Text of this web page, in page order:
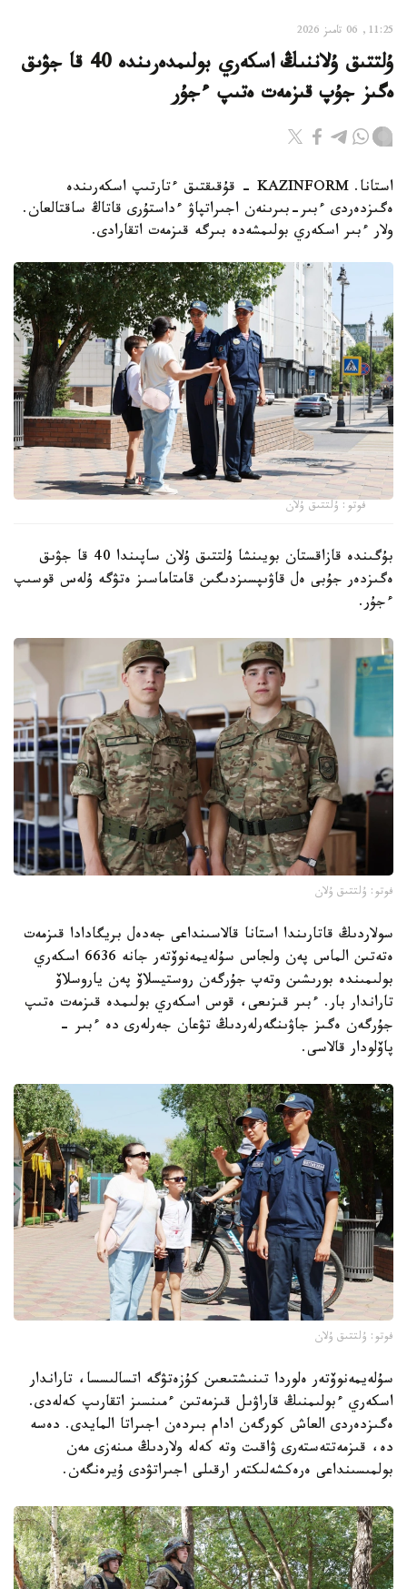
11:25, 06 تامىز 2026
ۇلتتىق ۇلاننىڭ اسكەري بولىمدەرىندە 40 قا جۋىق
ەگىز جۇپ قىزمەت ەتىپ ءجۇر
استانا. KAZINFORM - قۇقىقتىق ءتارتىپ اسكەرىندە
ەگىزدەردى ءبىر-بىرىنەن اجىراتپاۋ ءداستۇرى قاتاڭ ساقتالعان.
ولار ءبىر اسكەري بولىمشەدە بىرگە قىزمەت اتقارادى.
فوتو: ۇلتتىق ۇلان
بۇگىندە قازاقستان بويىنشا ۇلتتىق ۇلان ساپىندا 40 قا جۋىق
ەگىزدەر جۇبى ەل قاۋىپسىزدىگىن قامتاماسىز ەتۋگە ۇلەس قوسىپ
ءجۇر.
فوتو: ۇلتتىق ۇلان
سولاردىڭ قاتارىندا استانا قالاسىنداعى جەدەل بريگادادا قىزمەت
ەتەتىن الماس پەن ولجاس سۇلەيمەنوۆتەر جانە 6636 اسكەري
بولىمىندە بورىشىن وتەپ جۇرگەن روستيسلاۆ پەن ياروسلاۆ
تاراندار بار. ءبىر قىزىعى، قوس اسكەري بولىمدە قىزمەت ەتىپ
جۇرگەن ەگىز جاۋىنگەرلەردىڭ تۋعان جەرلەرى دە ءبىر -
پاۆلودار قالاسى.
فوتو: ۇلتتىق ۇلان
سۇلەيمەنوۆتەر ەلوردا تىنىشتىعىن كۇزەتۋگە اتسالىسسا، تاراندار
اسكەري ءبولىمنىڭ قاراۋىل قىزمەتىن ءمىنسىز اتقارىپ كەلەدى.
ەگىزدەردى العاش كورگەن ادام بىردەن اجىراتا المايدى. دەسە
دە، قىزمەتتەستەرى ۋاقىت وتە كەلە ولاردىڭ مىنەزى مەن
بولمىسىنداعى ەرەكشەلىكتەر ارقىلى اجىراتۋدى ۇيرەنگەن.